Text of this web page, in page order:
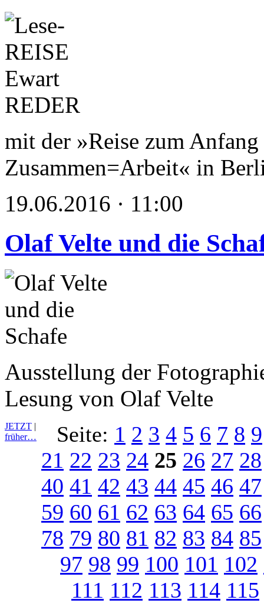
mit der »Reise zum
Zusammen=Arbeit« in
19.06.2016 · 11:00
Olaf Velte und die
Ausstellung der
Lesung von Olaf Velte
JETZT |
früher…
Seite: 1 2 3 4 5 6 7 8 9
21 22 23 24 25 26 27 28
40 41 42 43 44 45 46 47
59 60 61 62 63 64 65 66
78 79 80 81 82 83 84 85
97 98 99 100 101 102
111 112 113 114 115